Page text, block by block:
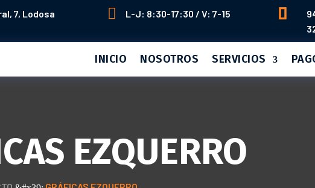
7, Lodosa  L-J: 8:30-17:30 / V: 7-15 
INICIO NOSOTROS SERVICIOS
EZQUERRO